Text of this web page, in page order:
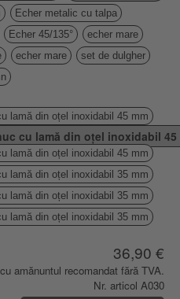
Echer metalic cu talpa
Echer 45/135°
echer mare
echer mare
set de dulgher
lamă din oțel inoxidabil 45 mm
cu lamă din oțel inoxidabil 45
lamă din oțel inoxidabil 45 mm
lamă din oțel inoxidabil 35 mm
lamă din oțel inoxidabil 35 mm
lamă din oțel inoxidabil 35 mm
36,90 €
amănuntul recomandat fără TVA.
Nr. articol A030